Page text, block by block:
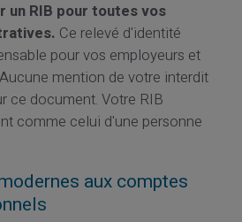
un RIB pour toutes vos
Ce relevé d'identité
pour vos employeurs et
mention de votre interdit
ce document. Votre RIB
comme celui d'une personne
aux comptes